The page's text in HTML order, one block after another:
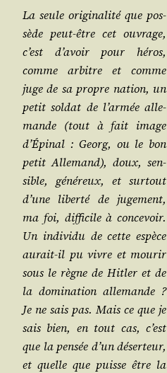
La seule ori­gi­na­li­té que pos­
sède peut-être cet ouvrage,
c’est d’a­voir pour héros,
comme arbitre et comme
juge de sa propre nation, un
petit sol­dat de l’ar­mée alle­
mande (tout à fait image
d’Épinal : Georg, ou le bon
petit Alle­mand), doux, sen­
sible, géné­reux, et sur­tout
d’une liber­té de juge­ment,
ma foi, dif­fi­cile à conce­voir.
Un indi­vi­du de cette espèce
aurait-il pu vivre et mou­rir
sous le règne de Hit­ler et de
la domi­na­tion alle­mande ?
Je ne sais pas. Mais ce que je
sais bien, en tout cas, c’est
que la pen­sée d’un déser­teur,
et quelle que puisse être la